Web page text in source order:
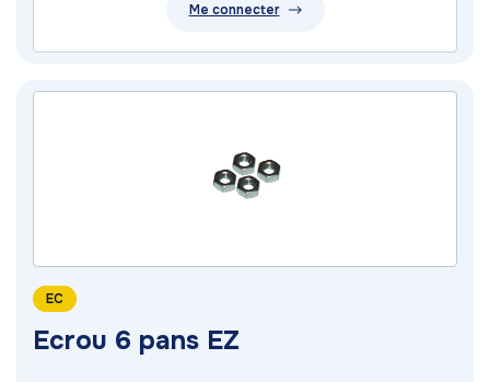
Me connecter
EC
Ecrou 6 pans EZ